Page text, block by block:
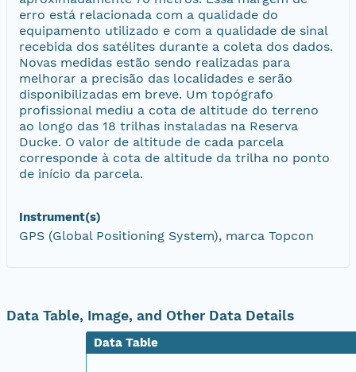
erro está relacionada com a qualidade do
equipamento utilizado e com a qualidade de sinal
recebida dos satélites durante a coleta dos dados.
Novas medidas estão sendo realizadas para
melhorar a precisão das localidades e serão
disponibilizadas em breve. Um topógrafo
profissional mediu a cota de altitude do terreno
ao longo das 18 trilhas instaladas na Reserva
Ducke. O valor de altitude de cada parcela
corresponde à cota de altitude da trilha no ponto
de início da parcela.
Instrument(s)
GPS (Global Positioning System), marca Topcon
Data Table, Image, and Other Data Details
Data Table